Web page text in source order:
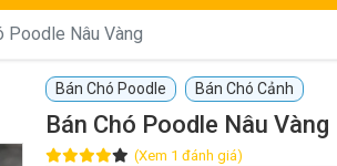
Poodle Nâu Vàng
Bán Chó Poodle Bán Chó Cảnh
Bán Chó Poodle Nâu Vàng
(Xem 1 đánh giá)